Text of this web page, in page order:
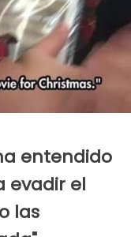
entendido
evadir el
las